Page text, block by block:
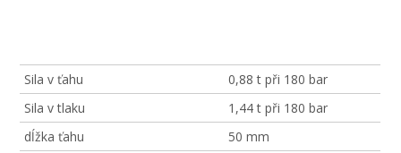
Sila v ťahu
0,88 t při 180 bar
Sila v tlaku
1,44 t při 180 bar
dĺžka ťahu
50 mm